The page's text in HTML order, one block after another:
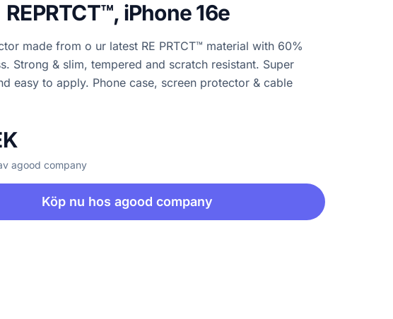
iPhone 16e
made from o ur latest RE PRTCT™ material with 60%
Strong & slim, tempered and scratch resistant. Super
easy to apply. Phone case, screen protector & cable
agood company
Köp nu hos agood company